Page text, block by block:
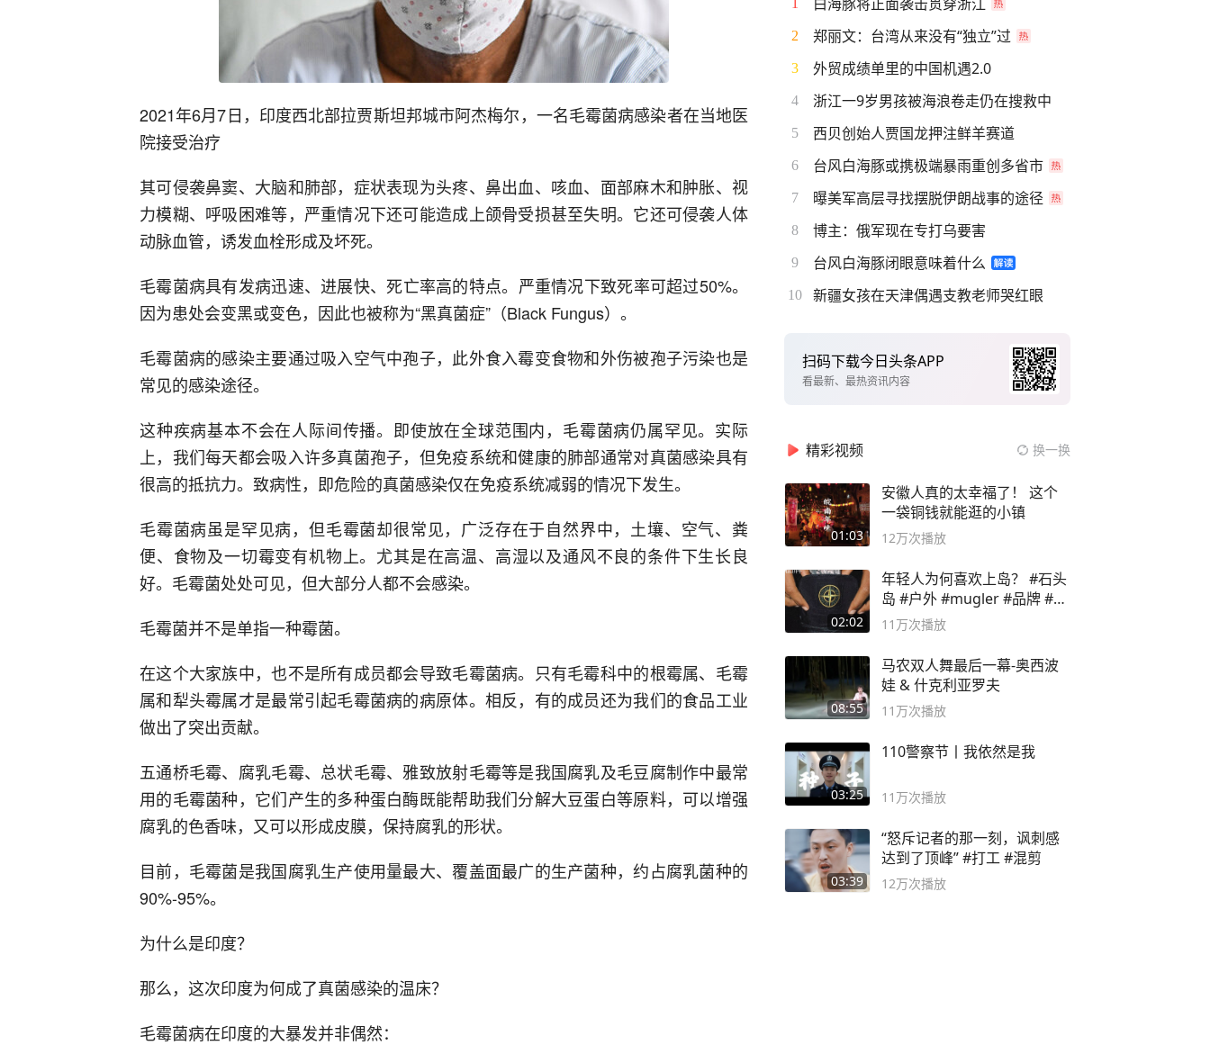
2021年6月7日，印度西北部拉贾斯坦邦城市阿杰梅尔，一名毛霉菌病感染者在当地医
院接受治疗
其可侵袭鼻窦、大脑和肺部，症状表现为头疼、鼻出血、咳血、面部麻木和肿胀、视
力模糊、呼吸困难等，严重情况下还可能造成上颌骨受损甚至失明。它还可侵袭人体
动脉血管，诱发血栓形成及坏死。
毛霉菌病具有发病迅速、进展快、死亡率高的特点。严重情况下致死率可超过50%。
因为患处会变黑或变色，因此也被称为“黑真菌症”（Black Fungus）。
毛霉菌病的感染主要通过吸入空气中孢子，此外食入霉变食物和外伤被孢子污染也是
常见的感染途径。
这种疾病基本不会在人际间传播。即使放在全球范围内，毛霉菌病仍属罕见。实际
上，我们每天都会吸入许多真菌孢子，但免疫系统和健康的肺部通常对真菌感染具有
很高的抵抗力。致病性，即危险的真菌感染仅在免疫系统减弱的情况下发生。
毛霉菌病虽是罕见病，但毛霉菌却很常见，广泛存在于自然界中，土壤、空气、粪
便、食物及一切霉变有机物上。尤其是在高温、高湿以及通风不良的条件下生长良
好。毛霉菌处处可见，但大部分人都不会感染。
毛霉菌并不是单指一种霉菌。
在这个大家族中，也不是所有成员都会导致毛霉菌病。只有毛霉科中的根霉属、毛霉
属和犁头霉属才是最常引起毛霉菌病的病原体。相反，有的成员还为我们的食品工业
做出了突出贡献。
五通桥毛霉、腐乳毛霉、总状毛霉、雅致放射毛霉等是我国腐乳及毛豆腐制作中最常
用的毛霉菌种，它们产生的多种蛋白酶既能帮助我们分解大豆蛋白等原料，可以增强
腐乳的色香味，又可以形成皮膜，保持腐乳的形状。
目前，毛霉菌是我国腐乳生产使用量最大、覆盖面最广的生产菌种，约占腐乳菌种的
90%-95%。
为什么是印度？
那么，这次印度为何成了真菌感染的温床？
毛霉菌病在印度的大暴发并非偶然：
1
2 郑丽文：台湾从来没有“独立”过
3 外贸成绩单里的中国机遇2.0
4 浙江一9岁男孩被海浪卷走仍在搜救中
5 西贝创始人贾国龙押注鲜羊赛道
6 台风白海豚或携极端暴雨重创多省市
7 曝美军高层寻找摆脱伊朗战事的途径
8 博主：俄军现在专打乌要害
9 台风白海豚闭眼意味着什么
10 新疆女孩在天津偶遇支教老师哭红眼
扫码下载今日头条APP
看最新、最热资讯内容
精彩视频 换一换
01:03
安徽人真的太幸福了！ 这个
一袋铜钱就能逛的小镇
12万次播放
02:02
年轻人为何喜欢上岛？ #石头
岛 #户外 #mugler #品牌 #足
球流氓
11万次播放
08:55
马农双人舞最后一幕-奥西波
娃 & 什克利亚罗夫
11万次播放
03:25
110警察节丨我依然是我
11万次播放
03:39
“怒斥记者的那一刻，讽刺感
达到了顶峰” #打工 #混剪
12万次播放